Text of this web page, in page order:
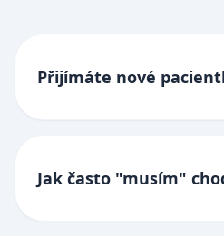
Přijímáte nové
Jak často "musím"